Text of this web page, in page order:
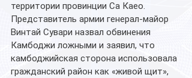
территории провинции Са Каео.
Представитель армии генерал-майор
Винтай Сувари назвал обвинения
Камбоджи ложными и заявил, что
камбоджийская сторона использовала
гражданский район как «живой щит»,